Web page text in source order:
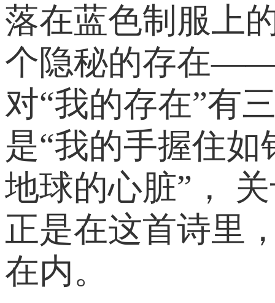
落在蓝色制服上
个隐秘的存在——
对“我的存在”有
是“我的手握住
地球的心脏”，
正是在这首诗里
在内。